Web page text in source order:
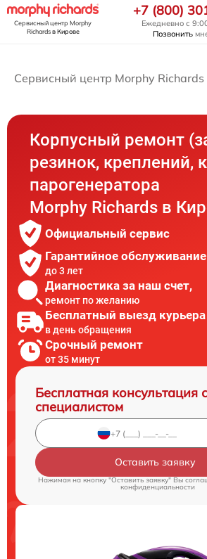
Сервисный центр Morphy
Richardsв Кирове
+7 (800)
Ежедневно с
Позвонить
Сервисный центр Morphy Richards
Корпусный ремонт
резинок, креплений,
парогенератора
Morphy Richards в
Официальный сервис
Гарантийное обслуживание
до 3 лет
Диагностика за наш счет,
ремонт по желанию
Бесплатный выезд курьера
в день обращения
Срочный ремонт
от 35 минут
Бесплатная консультация
специалистом
Оставить заявку
Нажимая на кнопку "Оставить заявку" Вы
конфиденциальности